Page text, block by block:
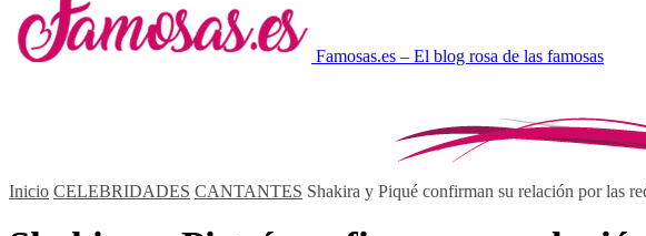
Famosas.es – El blog rosa de las famosas
Inicio CELEBRIDADES CANTANTES Shakira y Piqué confirman su relación por las